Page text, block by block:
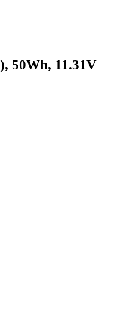
50Wh, 11.31V